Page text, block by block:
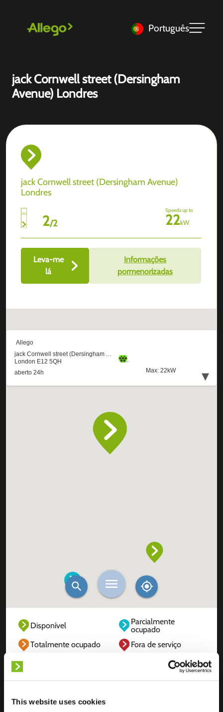
This website uses cookies
Português
jack Cornwell street (Dersingham
Avenue) Londres
jack Cornwell street (Dersingham Avenue)
Londres
2/2
Speeds up to
22kW
Leva-me
lá
Informações
pormenorizadas
Disponível
Parcialmente
ocupado
Totalmente ocupado
Fora de serviço